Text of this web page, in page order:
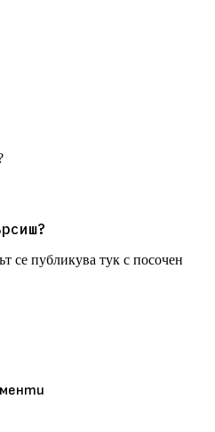
се публикува тук с посочен